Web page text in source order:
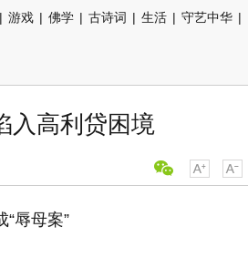
| 游戏 | 佛学 | 古诗词 | 生活 | 守艺中华 |
入高利贷困境
辱母案”